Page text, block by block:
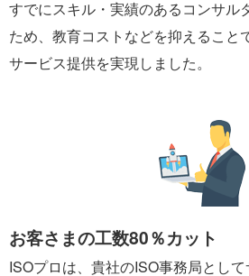
すでにスキル・実績のあるコンサル
ため、教育コストなどを抑えること
サービス提供を実現しました。
お客さまの工数80％カット
ISOプロは、貴社のISO事務局として